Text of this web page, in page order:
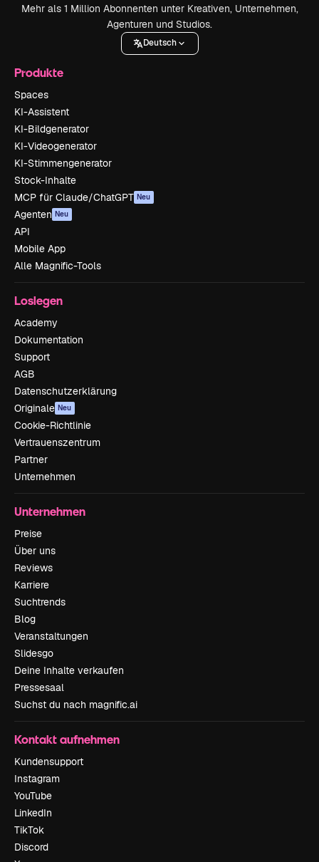
Mehr als 1 Million Abonnenten unter Kreativen, Unternehmen,
Agenturen und Studios.
Deutsch
Produkte
Spaces
KI-Assistent
KI-Bildgenerator
KI-Videogenerator
KI-Stimmengenerator
Stock-Inhalte
MCP für Claude/ChatGPT Neu
Agenten Neu
API
Mobile App
Alle Magnific-Tools
Loslegen
Academy
Dokumentation
Support
AGB
Datenschutzerklärung
Originale Neu
Cookie-Richtlinie
Vertrauenszentrum
Partner
Unternehmen
Unternehmen
Preise
Über uns
Reviews
Karriere
Suchtrends
Blog
Veranstaltungen
Slidesgo
Deine Inhalte verkaufen
Pressesaal
Suchst du nach magnific.ai
Kontakt aufnehmen
Kundensupport
Instagram
YouTube
LinkedIn
TikTok
Discord